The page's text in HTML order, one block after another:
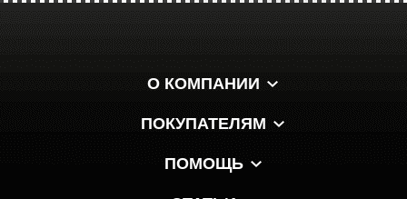
О КОМПАНИИ
ПОКУПАТЕЛЯМ
ПОМОЩЬ